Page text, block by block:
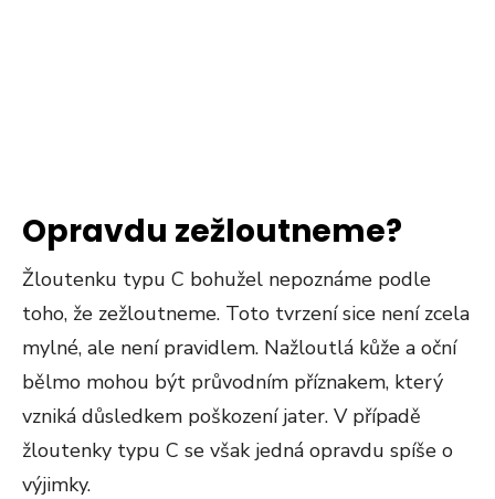
Opravdu zežloutneme?
Žloutenku typu C bohužel nepoznáme podle
toho, že zežloutneme. Toto tvrzení sice není zcela
mylné, ale není pravidlem. Nažloutlá kůže a oční
bělmo mohou být průvodním příznakem, který
vzniká důsledkem poškození jater. V případě
žloutenky typu C se však jedná opravdu spíše o
výjimky.